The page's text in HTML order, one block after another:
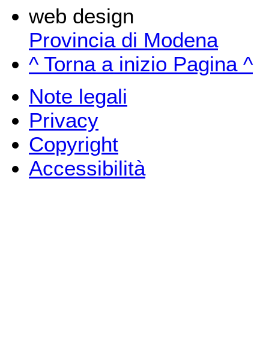
web design
Provincia di Modena
^ Torna a inizio Pagina ^
Note legali
Privacy
Copyright
Accessibilità